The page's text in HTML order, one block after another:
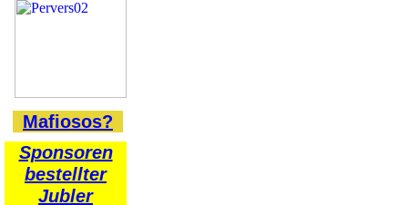
Mafiosos?
Sponsoren
bestellter
Jubler